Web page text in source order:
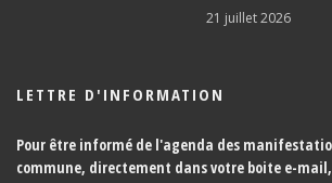
21 juillet 2026
LETTRE D'INFORMATION
Pour être informé de l'agenda des
commune, directement dans votre boite e-mail,